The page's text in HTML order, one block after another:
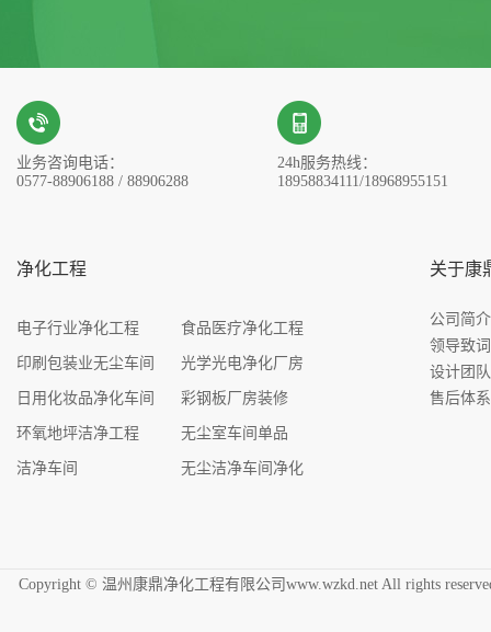
业务咨询电话：
0577-88906188 / 88906288
24h服务热线：
18958834111/18968955151
净化工程
电子行业净化工程 食品医疗净化工程
印刷包装业无尘车间 光学光电净化厂房
日用化妆品净化车间 彩钢板厂房装修
环氧地坪洁净工程 无尘室车间单品
洁净车间 无尘洁净车间净化
关于康
公司简介
领导致词
设计团队
售后体系
Copyright © 温州康鼎净化工程有限公司www.wzkd.net All rights